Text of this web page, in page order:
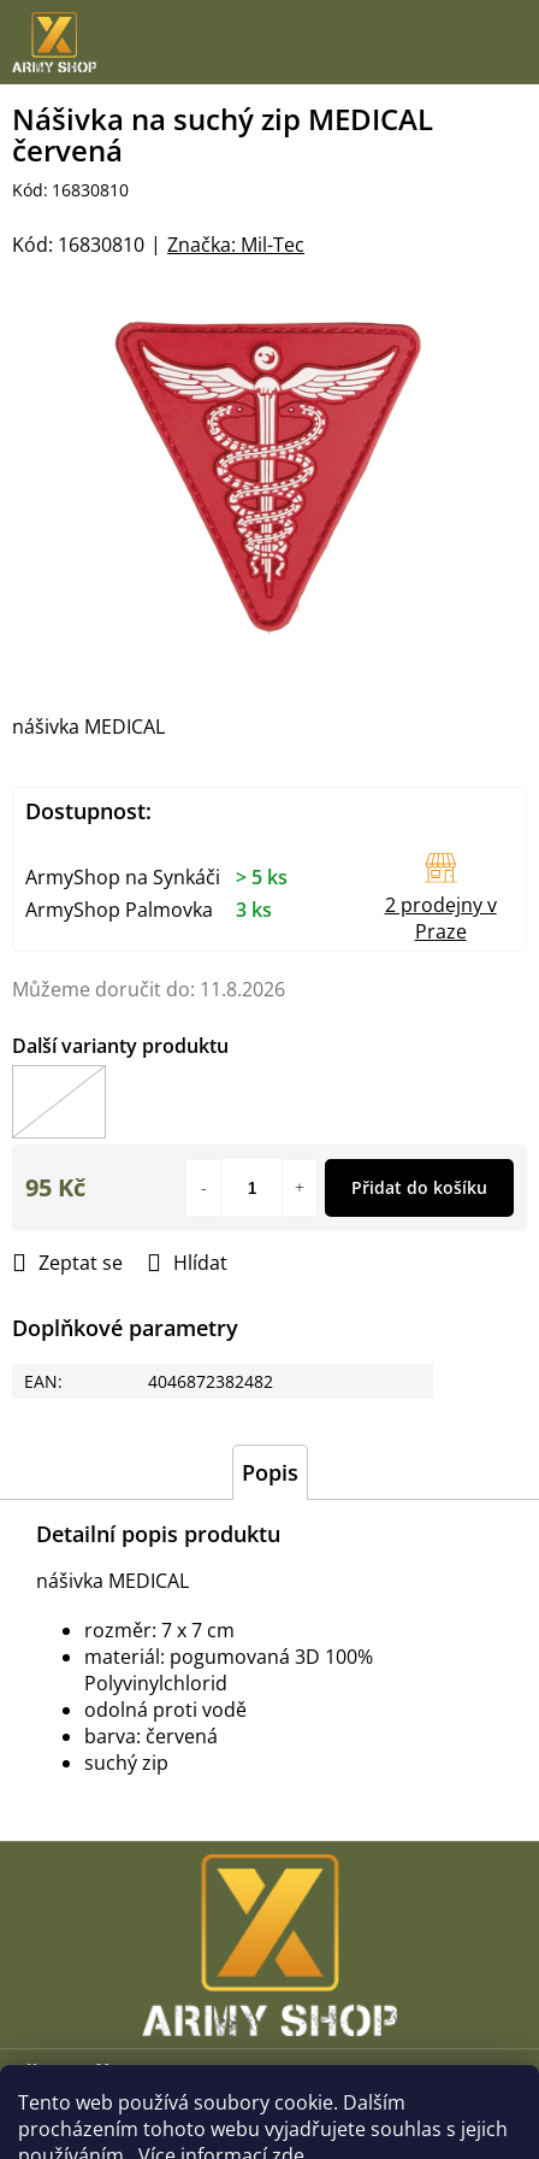
Tento web používá soubory cookie. Dalším
procházením tohoto webu vyjadřujete souhlas s jejich
Přejít
obsah
Nášivka na suchý zip MEDICAL
červená
Kód: 16830810
Značka: Mil-Tec
Kód: 16830810
Můžeme doručit do: 11.8.2026
nášivka MEDICAL
Zeptat se Hlídat
Doplňkové parametry
EAN: 4046872382482
95 Kč Přidat do košíku
Dostupnost:
ArmyShop na Synkáči
> 5 ks
ArmyShop Palmovka
3 ks
2 prodejny v
Praze
Popis
Detailní popis produktu
nášivka MEDICAL
rozměr: 7 x 7 cm
materiál: pogumovaná 3D 100%
Polyvinylchlorid
odolná proti vodě
barva: červená
suchý zip
Z
Vše o nákupu
O společnosti